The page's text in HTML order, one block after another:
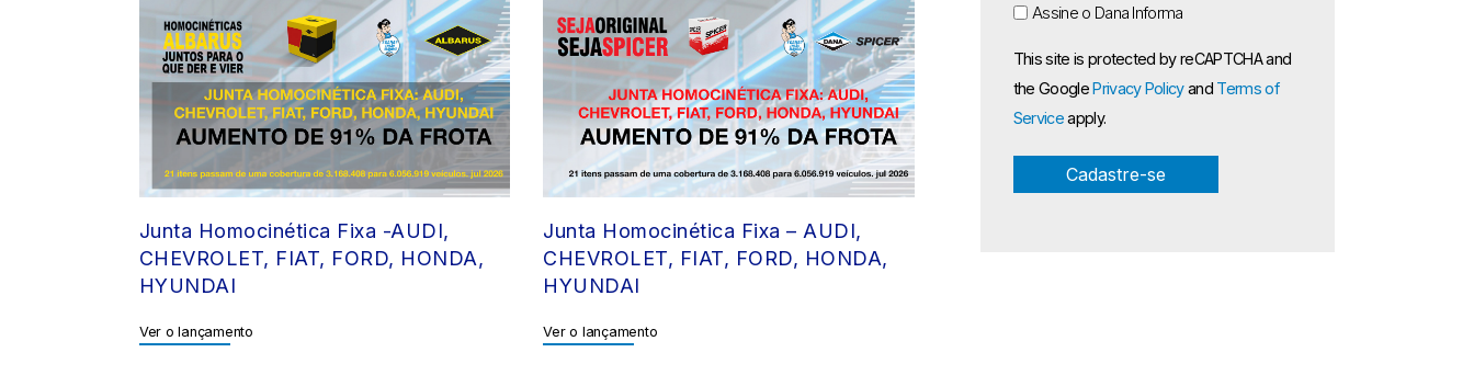
Junta Homocinética Fixa -AUDI,
CHEVROLET, FIAT, FORD, HONDA,
HYUNDAI
Ver o lançamento
Junta Homocinética Fixa – AUDI,
CHEVROLET, FIAT, FORD, HONDA,
HYUNDAI
Ver o lançamento
Assine o Dana Informa
This site is protected by reCAPTCHA and
the GooglePrivacy Policyand Terms of
Serviceapply.